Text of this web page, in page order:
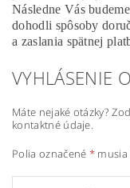
Následne Vás
dohodli spôsoby
a zaslania spätnej
VYHLÁSENIE
Máte nejaké otázky?
kontaktné údaje.
Polia označené * musia